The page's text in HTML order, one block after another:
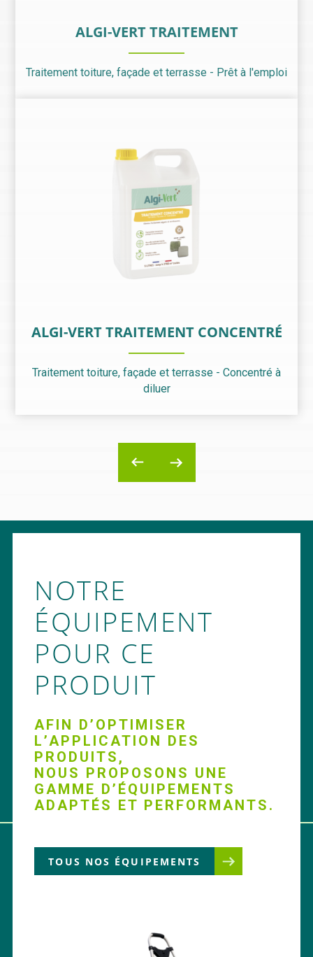
ALGI-VERT TRAITEMENT
Traitement toiture, façade et terrasse - Prêt à l'emploi
ALGI-VERT TRAITEMENT CONCENTRÉ
Traitement toiture, façade et terrasse - Concentré à
diluer
NOTRE
ÉQUIPEMENT
POUR CE
PRODUIT
AFIN D’OPTIMISER
L’APPLICATION DES
PRODUITS,
NOUS PROPOSONS UNE
GAMME D’ÉQUIPEMENTS
ADAPTÉS ET PERFORMANTS.
TOUS NOS ÉQUIPEMENTS